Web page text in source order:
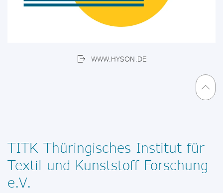
WWW.HYSON.DE
TITK Thüringisches Institut für
Textil und Kunststoff Forschung
e.V.